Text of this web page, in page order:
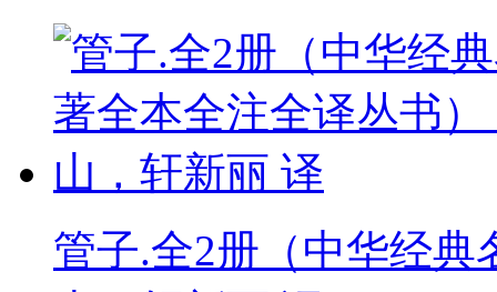
管子.全2册（中华经典